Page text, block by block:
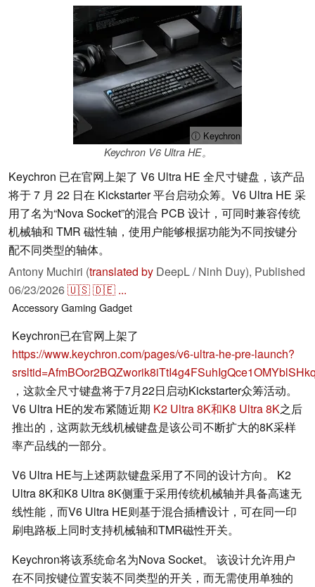
ⓘ Keychron
Keychron V6 Ultra HE。
Keychron 已在官网上架了 V6 Ultra HE 全尺寸键盘，该产品
将于 7 月 22 日在 Kickstarter 平台启动众筹。V6 Ultra HE 采
用了名为“Nova Socket”的混合 PCB 设计，可同时兼容传统
机械轴和 TMR 磁性轴，使用户能够根据功能为不同按键分
配不同类型的轴体。
Antony Muchiri (translated by DeepL / Ninh Duy), Published
06/23/2026🇺🇸🇩🇪 ...
AccessoryGaming Gadget
Keychron已在官网上架了
https://www.keychron.com/pages/v6-ultra-he-pre-launch?
，这款全尺寸键盘将于7月22日启动Kickstarter众筹活动。
V6 Ultra HE的发布紧随近期 K2 Ultra 8K和K8 Ultra 8K之后
推出的，这两款无线机械键盘是该公司不断扩大的8K采样
率产品线的一部分。
V6 Ultra HE与上述两款键盘采用了不同的设计方向。 K2
Ultra 8K和K8 Ultra 8K侧重于采用传统机械轴并具备高速无
线性能，而V6 Ultra HE则基于混合插槽设计，可在同一印
刷电路板上同时支持机械轴和TMR磁性开关。
Keychron将该系统命名为Nova Socket。 该设计允许用户
在不同按键位置安装不同类型的开关，而无需使用单独的